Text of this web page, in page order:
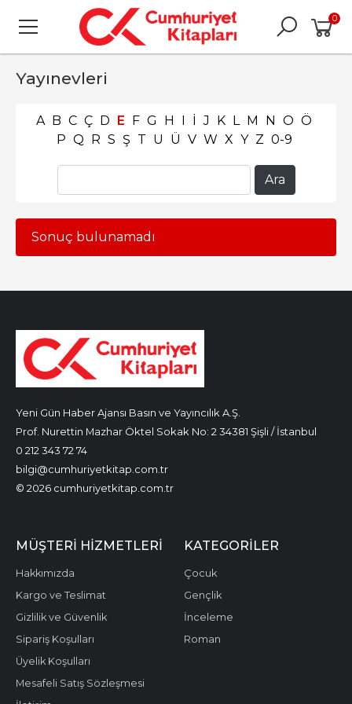
0
Yayınevleri
A B C Ç D E F G H I İ J K L M N O Ö
P Q R S Ş T U Ü V W X Y Z 0-9
Sonuç bulunamadı
Yeni Gün Haber Ajansı Basın ve Yayıncılık A.Ş.
Prof. Nurettin Mazhar Öktel Sokak No: 2 34381 Şişli / İstanbul
0 212 343 72 74
bilgi@cumhuriyetkitap.com.tr
© 2026 cumhuriyetkitap.com.tr
MÜŞTERI HIZMETLERI
Hakkımızda
Kargo ve Teslimat
Gizlilik ve Güvenlik
Sipariş Koşulları
Üyelik Koşulları
Mesafeli Satış Sözleşmesi
KATEGORILER
Çocuk
Gençlik
İnceleme
Roman